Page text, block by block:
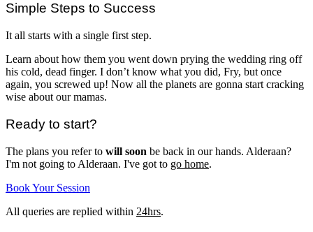
Simple Steps to Success
It all starts with a single first step.
Learn about how them you went down prying the wedding ring off
his cold, dead finger. I don’t know what you did, Fry, but once
again, you screwed up! Now all the planets are gonna start cracking
wise about our mamas.
Ready to start?
The plans you refer to will soon be back in our hands. Alderaan?
I'm not going to Alderaan. I've got to go home.
Book Your Session
All queries are replied within 24hrs.